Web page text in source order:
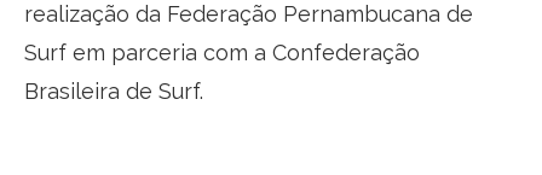
realização da Federação Pernambucana de
Surf em parceria com a Confederação
Brasileira de Surf.